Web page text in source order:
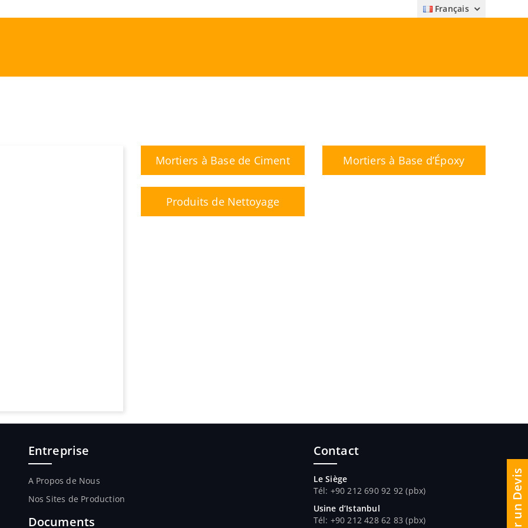
Français
Mortiers à Base de Ciment Mortiers à Base d’Époxy
Produits de Nettoyage
Entreprise
A Propos de Nous
Nos Sites de Production
Documents
Contact
Le Siège
Tél: +90 212 690 92 92 (pbx)
Usine d’Istanbul
Tél: +90 212 428 62 83 (pbx)